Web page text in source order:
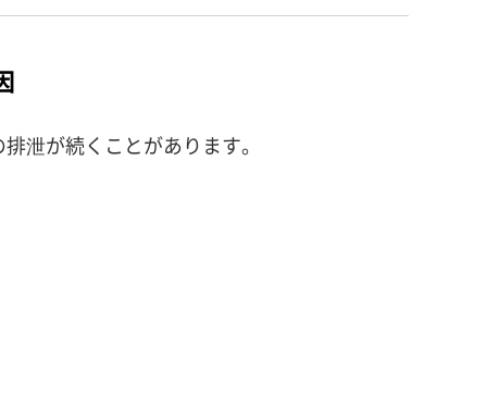
泄が続くことがあります。